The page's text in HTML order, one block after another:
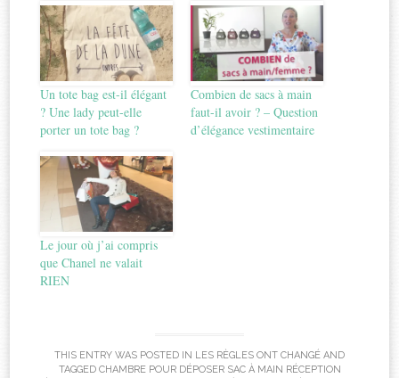
Un tote bag est-il élégant
? Une lady peut-elle
porter un tote bag ?
Combien de sacs à main
faut-il avoir ? – Question
d’élégance vestimentaire
Le jour où j’ai compris
que Chanel ne valait
RIEN
THIS ENTRY WAS POSTED IN LES RÈGLES ONT CHANGÉ AND
TAGGED CHAMBRE POUR DÉPOSER SAC À MAIN RÉCEPTION